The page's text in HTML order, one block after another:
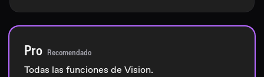
Pro Recomendado
Todas las funciones de Vision.